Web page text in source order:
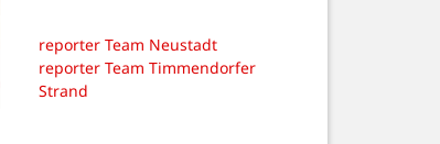
reporter Team Neustadt
reporter Team Timmendorfer
Strand